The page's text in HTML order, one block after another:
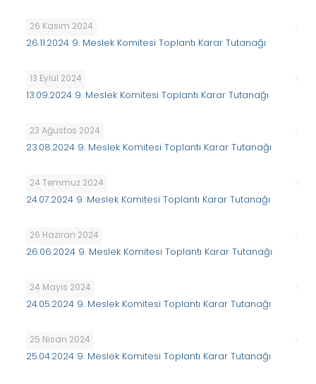
26 Kasım 2024
26.11.2024 9. Meslek Komitesi Toplantı Karar Tutanağı
13 Eylül 2024
13.09.2024 9. Meslek Komitesi Toplantı Karar Tutanağı
23 Ağustos 2024
23.08.2024 9. Meslek Komitesi Toplantı Karar Tutanağı
24 Temmuz 2024
24.07.2024 9. Meslek Komitesi Toplantı Karar Tutanağı
26 Haziran 2024
26.06.2024 9. Meslek Komitesi Toplantı Karar Tutanağı
24 Mayıs 2024
24.05.2024 9. Meslek Komitesi Toplantı Karar Tutanağı
25 Nisan 2024
25.04.2024 9. Meslek Komitesi Toplantı Karar Tutanağı